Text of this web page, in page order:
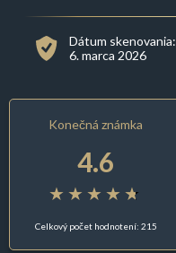
Dátum skenovania:
6. marca 2026
Konečná známka
4.6
Celkový počet hodnotení: 215